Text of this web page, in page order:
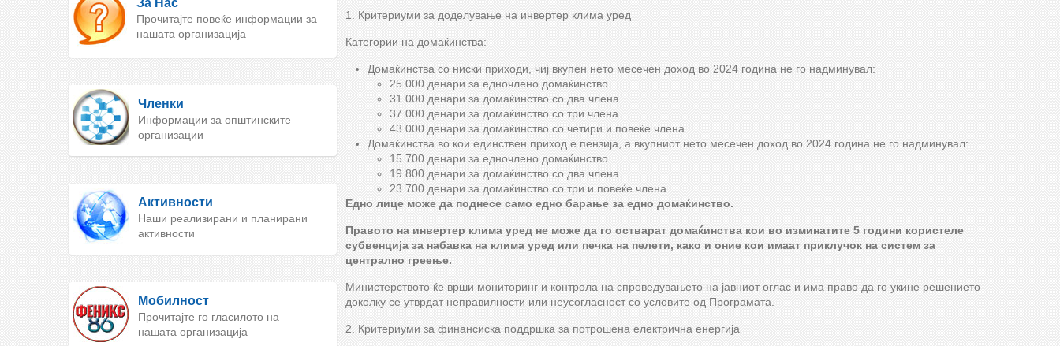
За Нас
Прочитајте повеќе информации за
нашата организација
Членки
Информации за општинските
организации
Активности
Наши реализирани и планирани
активности
Мобилност
Прочитајте го гласилото на
нашата организација
1. Критериуми за доделување на инвертер клима уред
Категории на домаќинства:
Домаќинства со ниски приходи, чиј вкупен нето месечен доход во 2024 година не го надминувал:
25.000 денари за едночлено домаќинство
31.000 денари за домаќинство со два члена
37.000 денари за домаќинство со три члена
43.000 денари за домаќинство со четири и повеќе члена
Домаќинства во кои единствен приход е пензија, а вкупниот нето месечен доход во 2024 година не го надминувал:
15.700 денари за едночлено домаќинство
19.800 денари за домаќинство со два члена
23.700 денари за домаќинство со три и повеќе члена
Едно лице може да поднесе само едно барање за едно домаќинство.
Правото на инвертер клима уред не може да го остварат домаќинства кои во изминатите 5 години користеле
субвенција за набавка на клима уред или печка на пелети, како и оние кои имаат приклучок на систем за
централно греење.
Министерството ќе врши мониторинг и контрола на спроведувањето на јавниот оглас и има право да го укине решението
доколку се утврдат неправилности или неусогласност со условите од Програмата.
2. Критериуми за финансиска поддршка за потрошена електрична енергија